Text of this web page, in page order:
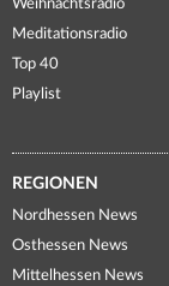
Weihnachtsradio
Meditationsradio
Top 40
Playlist
REGIONEN
Nordhessen News
Osthessen News
Mittelhessen News